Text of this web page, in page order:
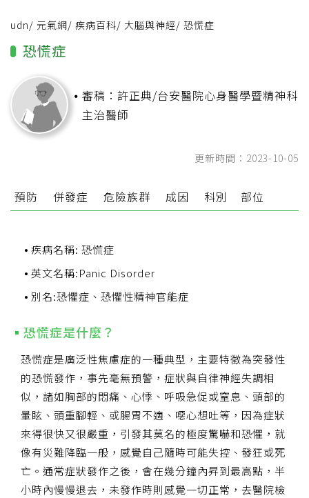
udn/ 元氣網/ 疾病百科/ 大腦與神經/ 恐慌症
恐慌症
審稿：許正典/台安醫院心身醫學暨精神科
主治醫師
更新時間：2023-10-05
預防 併發症 危險族群 成因 科別 部位
疾病名稱: 恐慌症
英文名稱:Panic Disorder
別名:恐懼症、恐懼性精神官能症
恐慌症是什麼？
恐慌症是廣泛性焦慮症的一種典型，主要特徵為突發性
的恐慌發作，事先毫無預警，症狀與自律神經失調相
似，諸如胸部的悶痛、心悸、呼吸急促或窒息、頭部的
暈眩、頭重腳輕、或腸胃不適、噁心想吐等，因為症狀
來得很快又很嚴重，引發其莫名的極度驚嚇和恐懼，就
像有災難降臨一般，感覺自己隨時可能失控、發狂或死
亡。通常症狀發作之後，會在幾分鐘內昇到最高點，半
小時內慢慢退去，未發作時則感覺一切正常，去醫院檢